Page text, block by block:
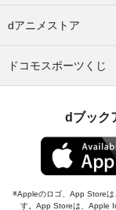
dアニメストア
ドコモスポーツくじ
dブック
Appleのロゴ、App Store
す。App Storeは、Apple